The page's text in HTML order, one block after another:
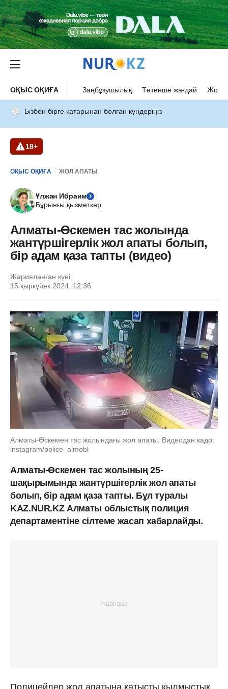
ОҚЫС ОҚИҒА Заңбұзушылық Төтенше жағдай Жол
Бізбен бірге қатарынан болған күндеріңіз
18+
ОҚЫС ОҚИҒА ЖОЛ АПАТЫ
Ұлжан Ибраим
Бұрынғы қызметкер
Алматы-Өскемен тас жолында
жантүршігерлік жол апаты болып,
бір адам қаза тапты (видео)
Жарияланған күні:
15 қыркүйек 2024, 12:36
Алматы-Өскемен тас жолындағы жол апаты. Видеодан кадр:
instagram/police_almobl
Алматы-Өскемен тас жолының 25-
шақырымында жантүршігерлік жол апаты
болып, бір адам қаза тапты. Бұл туралы
KAZ.NUR.KZ Алматы облыстық полиция
департаментіне сілтеме жасап хабарлайды.
Полицейлер жол апатына қатысты қылмыстық